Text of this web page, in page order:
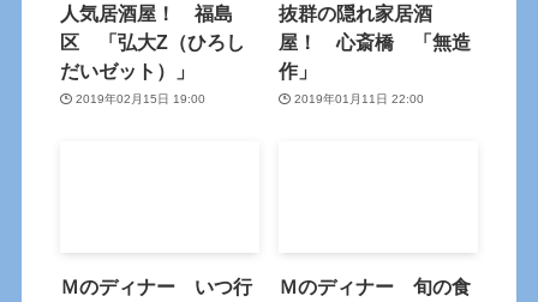
人気居酒屋！ 福島
区 「弘大Z（ひろし
だいゼット）」
2019年02月15日 19:00
抜群の隠れ家居酒
屋！ 心斎橋 「無造
作」
2019年01月11日 22:00
Ｍのディナー いつ行
Ｍのディナー 旬の食